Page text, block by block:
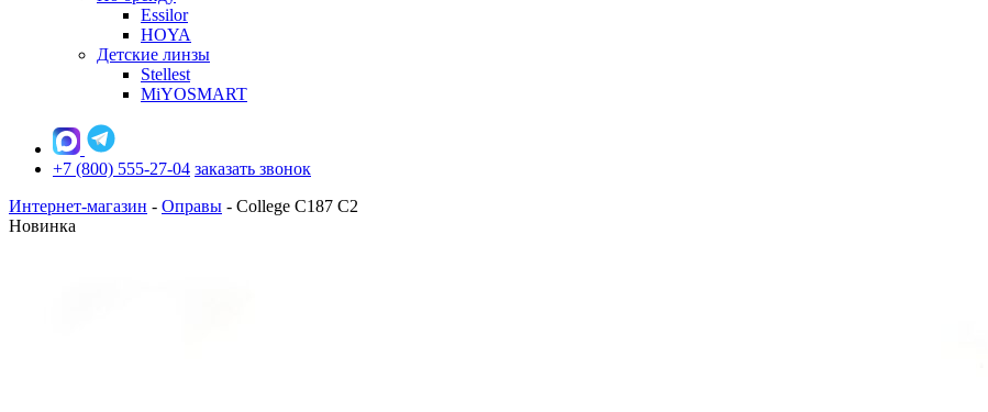
Essilor
HOYA
Детские линзы
Stellest
MiYOSMART
+7 (800) 555-27-04 заказать звонок
Интернет-магазин - Оправы - College C187 C2
Новинка